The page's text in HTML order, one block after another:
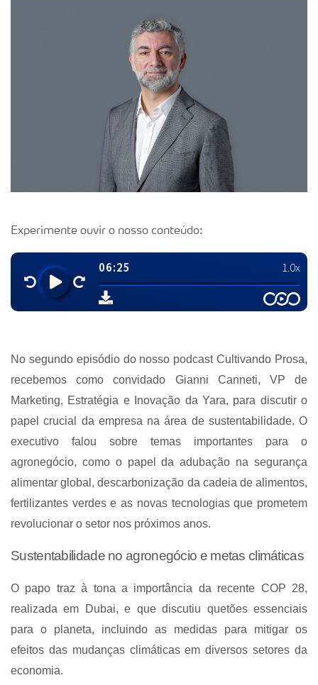
Experimente ouvir o nosso conteúdo:
No segundo episódio do nosso podcast Cultivando Prosa,
recebemos como convidado Gianni Canneti, VP de
Marketing, Estratégia e Inovação da Yara, para discutir o
papel crucial da empresa na área de sustentabilidade. O
executivo falou sobre temas importantes para o
agronegócio, como o papel da adubação na segurança
alimentar global, descarbonização da cadeia de alimentos,
fertilizantes verdes e as novas tecnologias que prometem
revolucionar o setor nos próximos anos.
Sustentabilidade no agronegócio e metas climáticas
O papo traz à tona a importância da recente COP 28,
realizada em Dubai, e que discutiu quetões essenciais
para o planeta, incluindo as medidas para mitigar os
efeitos das mudanças climáticas em diversos setores da
economia.